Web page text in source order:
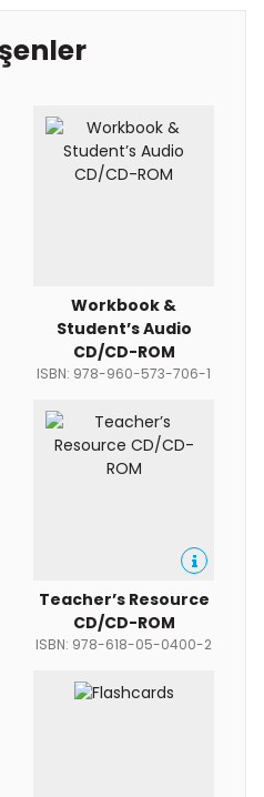
Workbook &
Student’s Audio
CD/CD-ROM
ISBN: 978-960-573-706-1
Teacher’s Resource
CD/CD-ROM
ISBN: 978-618-05-0400-2